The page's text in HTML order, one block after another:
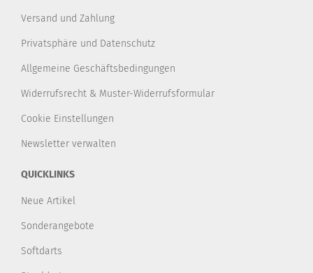
Versand und Zahlung
Privatsphäre und Datenschutz
Allgemeine Geschäftsbedingungen
Widerrufsrecht & Muster-Widerrufsformular
Cookie Einstellungen
Newsletter verwalten
QUICKLINKS
Neue Artikel
Sonderangebote
Softdarts